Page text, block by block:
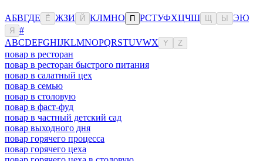
АБВГДЕ Ё ЖЗИ Й КЛМНО П РСТУФХЦЧШ Ы ЭЮ
Я
#
ABCDEFGHIJKLMNOPQRSTUVWX Y Z
повар в ресторан
повар в ресторан быстрого питания
повар в салатный цех
повар в семью
повар в столовую
повар в фаст-фуд
повар в частный детский сад
повар выходного дня
повар горячего процесса
повар горячего цеха